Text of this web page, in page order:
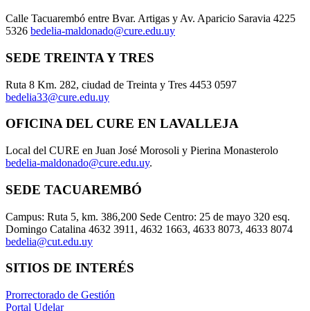
Calle Tacuarembó entre Bvar. Artigas y Av. Aparicio Saravia 4225
5326 bedelia-maldonado@cure.edu.uy
SEDE TREINTA Y TRES
Ruta 8 Km. 282, ciudad de Treinta y Tres 4453 0597
bedelia33@cure.edu.uy
OFICINA DEL CURE EN LAVALLEJA
Local del CURE en Juan José Morosoli y Pierina Monasterolo
bedelia-maldonado@cure.edu.uy.
SEDE TACUAREMBÓ
Campus: Ruta 5, km. 386,200 Sede Centro: 25 de mayo 320 esq.
Domingo Catalina 4632 3911, 4632 1663, 4633 8073, 4633 8074
bedelia@cut.edu.uy
SITIOS DE INTERÉS
Prorrectorado de Gestión
Portal Udelar